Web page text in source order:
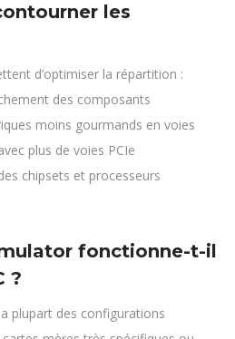
les
d’optimiser la répartition :
des composants
moins gourmands en voies
plus de voies PCIe
chipsets et processeurs
fonctionne-t-il
?
plupart des configurations